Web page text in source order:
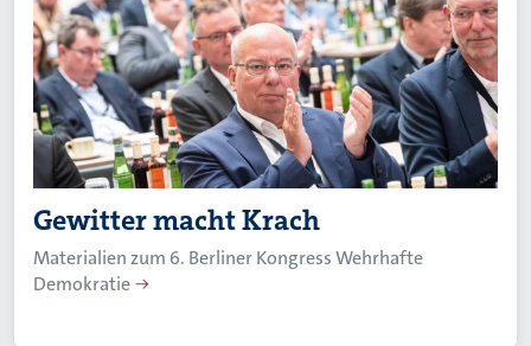
Gewitter macht Krach
Materialien zum 6. Berliner Kongress Wehrhafte
Demokratie